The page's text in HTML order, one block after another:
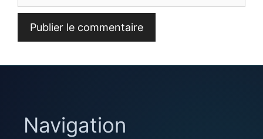
Navigation